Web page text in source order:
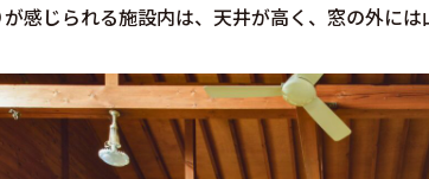
感じられる施設内は、天井が高く、窓の外には